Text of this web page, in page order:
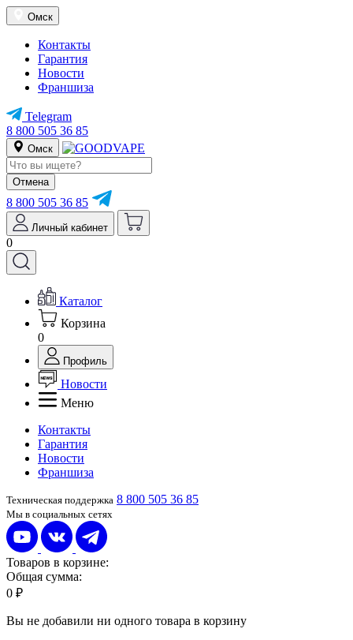
Омск
Контакты
Гарантия
Новости
Франшиза
Telegram
8 800 505 36 85
Омск
Отмена
8 800 505 36 85
Личный кабинет
0
Каталог
Корзина
0
Профиль
Новости
Меню
Контакты
Гарантия
Новости
Франшиза
Техническая поддержка 8 800 505 36 85
Мы в социальных сетях
Товаров в корзине:
Общая сумма:
0 ₽
Вы не добавили ни одного товара в корзину